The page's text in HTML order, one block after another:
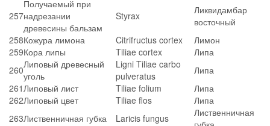
257
Получаемый при
надрезании
древесины бальзам
Styrax
Ликвидамбар
восточный
258Кожура лимона Citrifructus cortex
Лимон
259Кора липы Tiliae cortex
Липа
260Липовый древесный
уголь
Ligni Tiliae carbo
pulveratus
Липа
261Липовый лист Tiliae folium
Липа
262Липовый цвет Tiliae flos
Липа
263Лиственничная губка Laricis fungus
Лиственничная